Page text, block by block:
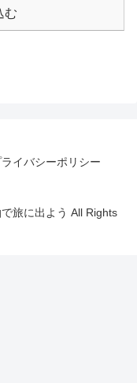
む
ライバシーポリシー
旅に出よう All Rights